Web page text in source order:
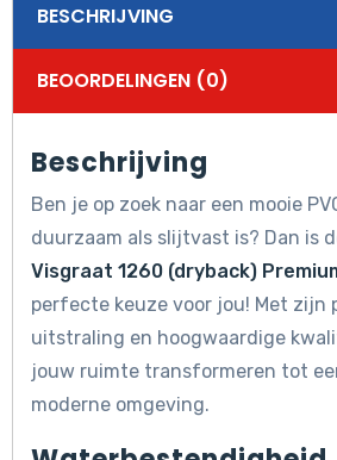
BESCHRIJVING
BEOORDELINGEN (0)
Beschrijving
Ben je op zoek naar een mooie
duurzaam als slijtvast is? Dan is
Visgraat 1260 (dryback)
perfecte keuze voor jou! Met zijn
uitstraling en hoogwaardige
jouw ruimte transformeren tot
moderne omgeving.